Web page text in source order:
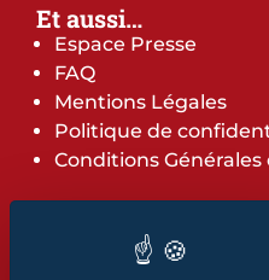
Et aussi…
Espace Presse
FAQ
Mentions Légales
Politique de
Conditions
Notre offre de
Notre offre de services